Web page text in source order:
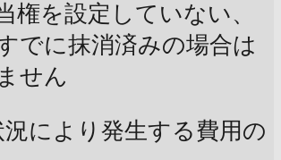
権を設定していない、
でに抹消済みの場合は
せん
により発生する費用の